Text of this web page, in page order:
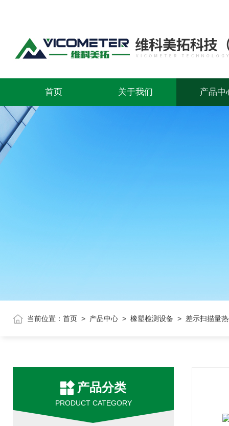
首页 关于我们 产品中
当前位置： 首页 > 产品中心 > 橡塑检测设备 > 差示扫描量
产品分类
PRODUCT CATEGORY